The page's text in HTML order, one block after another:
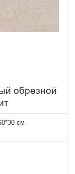
обрезной
см